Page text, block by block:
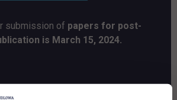
submission of papers for post-
is March 15, 2024.